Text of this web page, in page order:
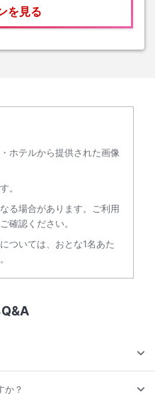
を見る
ホテルから提供された画像
。
る場合があります。ご利用
確認ください。
ついては、おとな1名あた
か？